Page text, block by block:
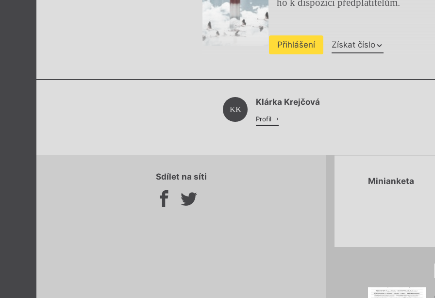
ho k dispozici předplatitelům.
Přihlášení Získat číslo
Chviličku.
KK
Klárka Krejčová
Profil
Sdílet na síti Minianketa